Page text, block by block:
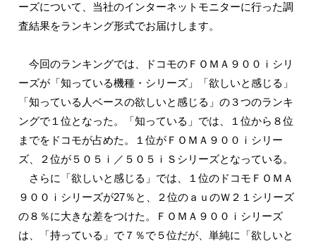
ーズについて、当社のインターネットモニターに行った調
査結果をランキング形式でお届けします。
今回のランキングでは、ドコモのＦＯＭＡ９００ｉシリ
ーズが「知っている機種・シリーズ」「欲しいと感じる」
「知っている人ベースの欲しいと感じる」の３つのランキ
ングで１位となった。「知っている」では、１位から８位
までをドコモが占めた。１位がＦＯＭＡ９００ｉシリー
ズ、２位が５０５ｉ／５０５ｉＳシリーズとなっている。
さらに「欲しいと感じる」では、１位のドコモＦＯＭＡ
９００ｉシリーズが27％と、２位のａｕのＷ２１シリーズ
の８％に大きな差をつけた。ＦＯＭＡ９００ｉシリーズ
は、「持っている」で７％で５位だが、単純に「欲しいと